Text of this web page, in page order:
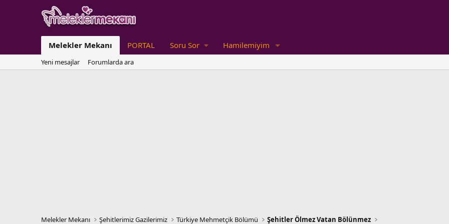
Melekler Mekanı PORTAL Soru Sor Hamilemiyim
Yeni mesajlar Forumlarda ara
Melekler Mekanı Şehitlerimiz Gazilerimiz Türkiye Mehmetçik Bölümü Şehitler Ölmez Vatan Bölünmez